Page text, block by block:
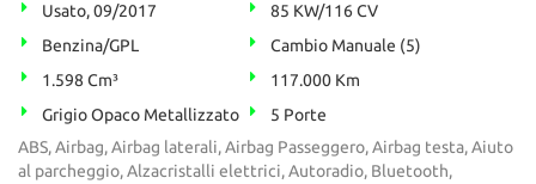
Usato, 09/2017
85 KW/116 CV
Benzina/GPL
Cambio Manuale (5)
1.598 Cm³
117.000 Km
Grigio Opaco Metallizzato
5 Porte
ABS, Airbag, Airbag laterali, Airbag Passeggero, Airbag testa, Aiuto
al parcheggio, Alzacristalli elettrici, Autoradio, Bluetooth,